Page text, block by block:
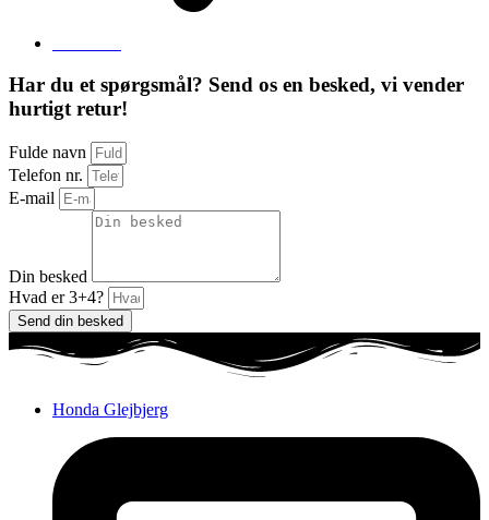
Har du et spørgsmål? Send os en besked, vi vender
hurtigt retur!
Fulde navn
Telefon nr.
E-mail
Din besked
Hvad er 3+4?
Send din besked
Honda Glejbjerg